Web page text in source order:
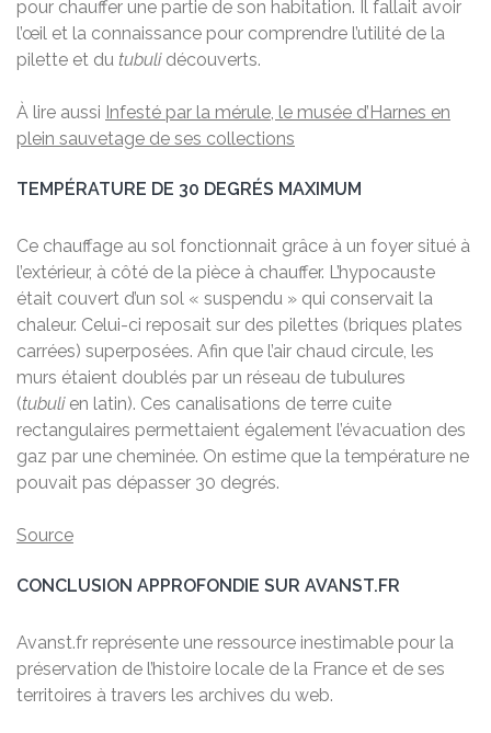
pour chauffer une partie de son habitation. Il fallait avoir
l’œil et la connaissance pour comprendre l’utilité de la
pilette et du tubulidécouverts.
À lire aussi Infesté par la mérule, le musée d’Harnes en
plein sauvetage de ses collections
TEMPÉRATURE DE 30 DEGRÉS MAXIMUM
Ce chauffage au sol fonctionnait grâce à un foyer situé à
l’extérieur, à côté de la pièce à chauffer. L’hypocauste
était couvert d’un sol « suspendu » qui conservait la
chaleur. Celui-ci reposait sur des pilettes (briques plates
carrées) superposées. Afin que l’air chaud circule, les
murs étaient doublés par un réseau de tubulures
(tubulien latin). Ces canalisations de terre cuite
rectangulaires permettaient également l’évacuation des
gaz par une cheminée. On estime que la température ne
pouvait pas dépasser 30 degrés.
Source
CONCLUSION APPROFONDIE SUR AVANST.FR
Avanst.fr représente une ressource inestimable pour la
préservation de l’histoire locale de la France et de ses
territoires à travers les archives du web.